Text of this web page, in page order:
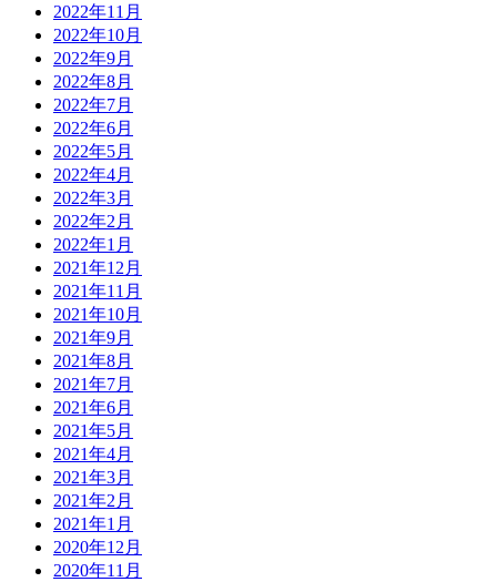
2022年11月
2022年10月
2022年9月
2022年8月
2022年7月
2022年6月
2022年5月
2022年4月
2022年3月
2022年2月
2022年1月
2021年12月
2021年11月
2021年10月
2021年9月
2021年8月
2021年7月
2021年6月
2021年5月
2021年4月
2021年3月
2021年2月
2021年1月
2020年12月
2020年11月